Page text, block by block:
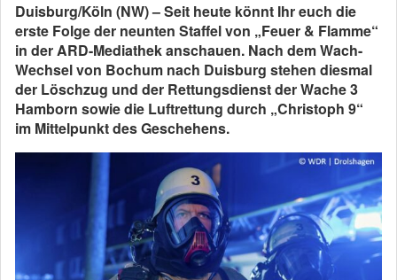
Duisburg/Köln (NW) – Seit heute könnt Ihr euch die
erste Folge der neunten Staffel von „Feuer & Flamme“
in der ARD-Mediathek anschauen. Nach dem Wach-
Wechsel von Bochum nach Duisburg stehen diesmal
der Löschzug und der Rettungsdienst der Wache 3
Hamborn sowie die Luftrettung durch „Christoph 9“
im Mittelpunkt des Geschehens.